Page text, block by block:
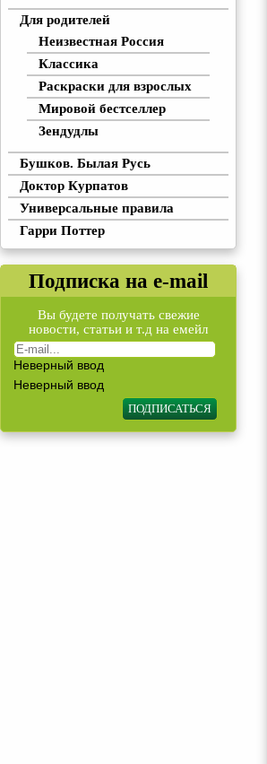
Для родителей
Неизвестная Россия
Классика
Раскраски для взрослых
Мировой бестселлер
Зендудлы
Бушков. Былая Русь
Доктор Курпатов
Универсальные правила
Гарри Поттер
Подписка на e-mail
Вы будете получать свежие
новости, статьи и т.д на емейл
Неверный ввод
Неверный ввод